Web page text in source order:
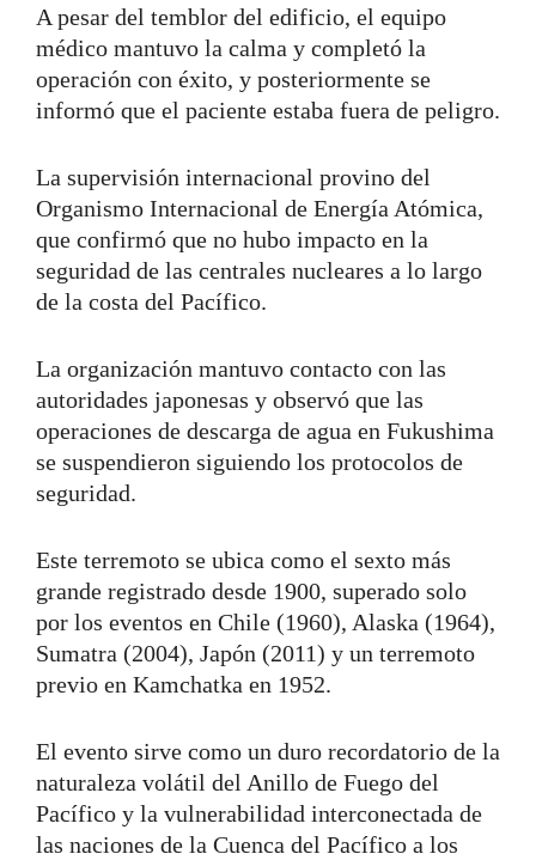
A pesar del temblor del edificio, el equipo
médico mantuvo la calma y completó la
operación con éxito, y posteriormente se
informó que el paciente estaba fuera de peligro.
La supervisión internacional provino del
Organismo Internacional de Energía Atómica,
que confirmó que no hubo impacto en la
seguridad de las centrales nucleares a lo largo
de la costa del Pacífico.
La organización mantuvo contacto con las
autoridades japonesas y observó que las
operaciones de descarga de agua en Fukushima
se suspendieron siguiendo los protocolos de
seguridad.
Este terremoto se ubica como el sexto más
grande registrado desde 1900, superado solo
por los eventos en Chile (1960), Alaska (1964),
Sumatra (2004), Japón (2011) y un terremoto
previo en Kamchatka en 1952.
El evento sirve como un duro recordatorio de la
naturaleza volátil del Anillo de Fuego del
Pacífico y la vulnerabilidad interconectada de
las naciones de la Cuenca del Pacífico a los